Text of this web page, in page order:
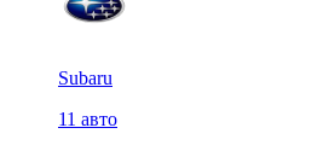
Subaru
11 авто